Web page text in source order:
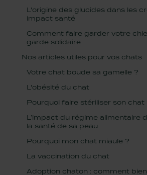
L'origine des glucides dans les
impact santé
Comment faire garder votre
garde solidaire
Nos articles utiles pour vos chats
Votre chat boude sa gamelle ?
L'obésité du chat
Pourquoi faire stériliser son chat
L’impact du régime alimentaire
la santé de sa peau
Pourquoi mon chat miaule ?
La vaccination du chat
Adoption chaton : comment bien